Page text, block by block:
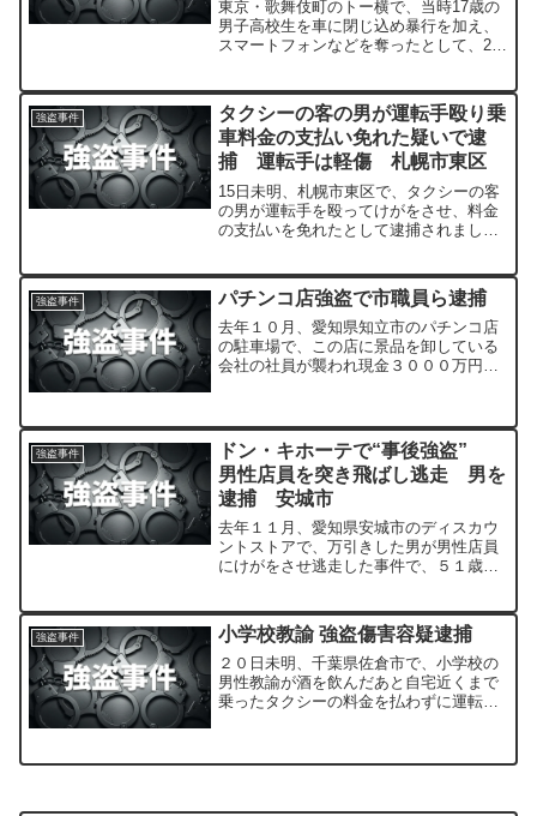
ぽん」男3人逮捕 警視庁
東京・歌舞伎町のトー横で、当時17歳の
男子高校生を車に閉じ込め暴行を加え、
スマートフォンなどを奪ったとして、20
強盗事件
タクシーの客の男が運転手殴り乗
車料金の支払い免れた疑いで逮
捕 運転手は軽傷 札幌市東区
15日未明、札幌市東区で、タクシーの客
の男が運転手を殴ってけがをさせ、料金
の支払いを免れたとして逮捕されまし
強盗事件 パチンコ店強盗で市職員ら逮捕
去年１０月、愛知県知立市のパチンコ店
の駐車場で、この店に景品を卸している
会社の社員が襲われ現金３０００万円が
ました。
強盗事件
ドン・キホーテで“事後強盗”
男性店員を突き飛ばし逃走 男を
逮捕 安城市
去年１１月、愛知県安城市のディスカウ
ントストアで、万引きした男が男性店員
にけがをさせ逃走した事件で、５１歳の
強盗事件 小学校教諭 強盗傷害容疑逮捕
２０日未明、千葉県佐倉市で、小学校の
男性教諭が酒を飲んだあと自宅近くまで
乗ったタクシーの料金を払わずに運転手